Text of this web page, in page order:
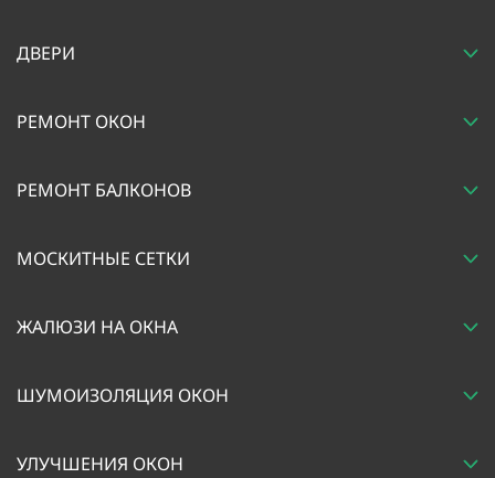
ДВЕРИ
РЕМОНТ ОКОН
РЕМОНТ БАЛКОНОВ
МОСКИТНЫЕ СЕТКИ
ЖАЛЮЗИ НА ОКНА
ШУМОИЗОЛЯЦИЯ ОКОН
УЛУЧШЕНИЯ ОКОН